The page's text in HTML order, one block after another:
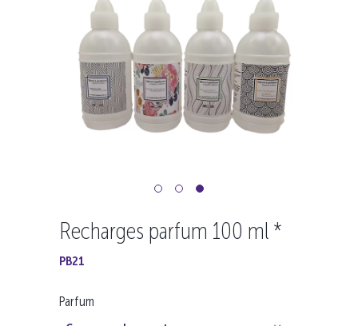
Recharges parfum 100 ml *
PB21
Parfum